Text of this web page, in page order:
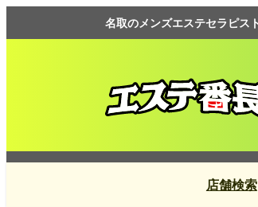
名取のメンズエステセラピス
店舗検索